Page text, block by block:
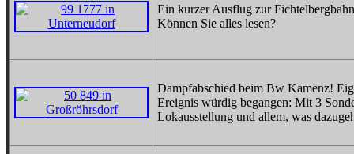
Ein kurzer Ausflug zur
Können Sie alles lesen?
Dampfabschied beim Bw Kamenz!
Ereignis würdig begangen: Mit 3
Lokausstellung und allem, was